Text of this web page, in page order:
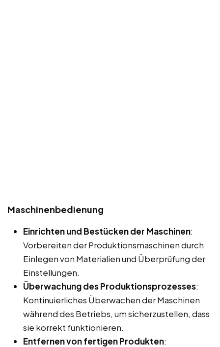
Maschinenbedienung
Einrichten und Bestücken der Maschinen:
Vorbereiten der Produktionsmaschinen durch
Einlegen von Materialien und Überprüfung der
Einstellungen.
Überwachung des Produktionsprozesses:
Kontinuierliches Überwachen der Maschinen
während des Betriebs, um sicherzustellen, dass
sie korrekt funktionieren.
Entfernen von fertigen Produkten: